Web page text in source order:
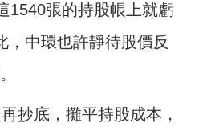
1540張的持股帳上就虧
，中環也許靜待股價反
抄底，攤平持股成本，